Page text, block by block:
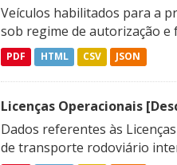
Veículos habilitados para a
sob regime de autorização e
PDF HTML CSV JSON
Licenças Operacionais
Dados referentes às
de transporte rodoviário